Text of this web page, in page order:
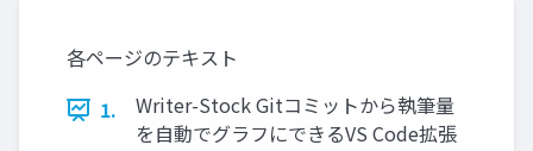
各ページのテキスト
1.
Writer-Stock Gitコミットから執筆量
を自動でグラフにできるVS Code拡張